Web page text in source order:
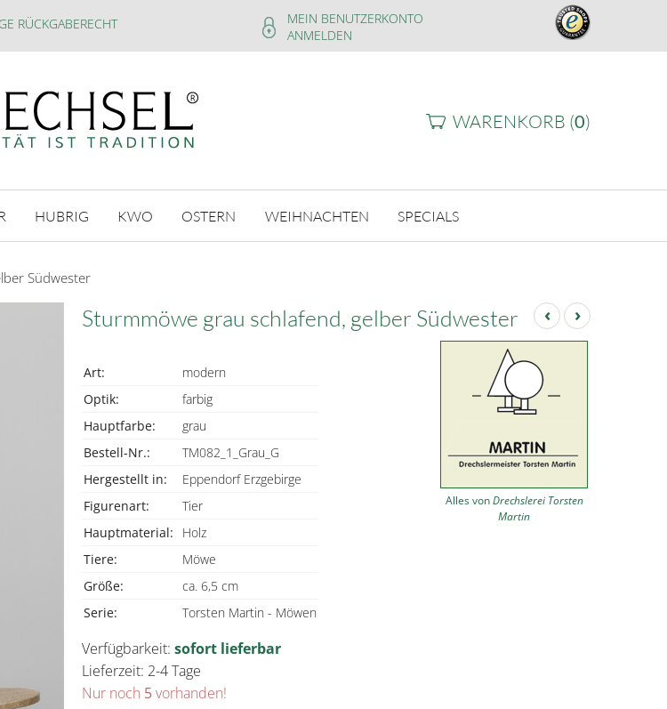
RÜCKGABERECHT
MEIN BENUTZERKONTO
ANMELDEN
WARENKORB (0)
HUBRIG KWO OSTERN WEIHNACHTEN SPECIALS
Südwester
‹ ›
Sturmmöwe grau schlafend, gelber Südwester
Art:
modern
Optik:
farbig
Hauptfarbe:
grau
Bestell-Nr.:
TM082_1_Grau_G
Hergestellt in:
Eppendorf Erzgebirge
Figurenart:
Tier
Hauptmaterial:
Holz
Tiere:
Möwe
Größe:
ca. 6,5 cm
Serie:
Torsten Martin - Möwen
Alles vonDrechslerei Torsten
Martin
Verfügbarkeit: sofort lieferbar
Lieferzeit: 2-4 Tage
Nur noch 5vorhanden!